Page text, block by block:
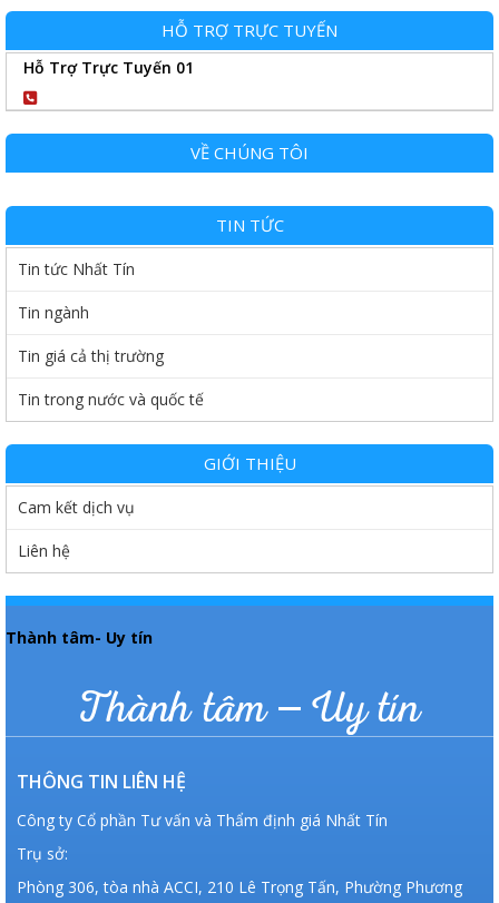
HỖ TRỢ TRỰC TUYẾN
Hỗ Trợ Trực Tuyến 01
VỀ CHÚNG TÔI
TIN TỨC
Tin tức Nhất Tín
Tin ngành
Tin giá cả thị trường
Tin trong nước và quốc tế
GIỚI THIỆU
Cam kết dịch vụ
Liên hệ
Thành tâm- Uy tín
Thành tâm – Uy tín
THÔNG TIN LIÊN HỆ
Công ty Cổ phần Tư vấn và Thẩm định giá Nhất Tín
Trụ sở:
Phòng 306, tòa nhà ACCI, 210 Lê Trọng Tấn, Phường Phương